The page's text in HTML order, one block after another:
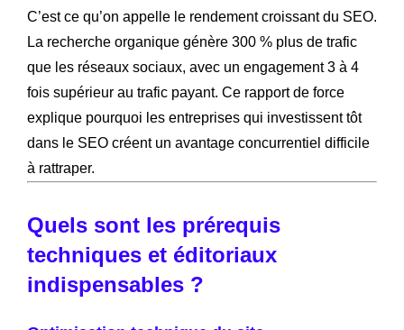
C’est ce qu’on appelle le rendement croissant du SEO.
La recherche organique génère 300 % plus de trafic
que les réseaux sociaux, avec un engagement 3 à 4
fois supérieur au trafic payant. Ce rapport de force
explique pourquoi les entreprises qui investissent tôt
dans le SEO créent un avantage concurrentiel difficile
à rattraper.
Quels sont les prérequis
techniques et éditoriaux
indispensables ?